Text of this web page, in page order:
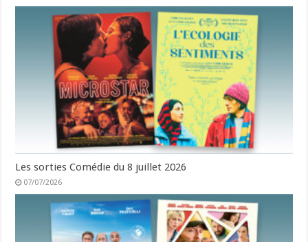
Les sorties Comédie du 8 juillet 2026
07/07/2026